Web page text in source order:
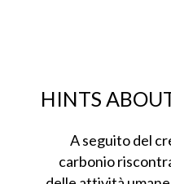
HINTS
A seguito del
carbonio